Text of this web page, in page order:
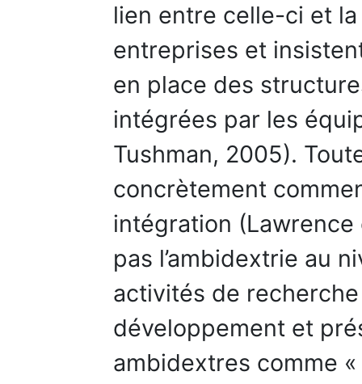
lien entre celle-ci et
entreprises et
en place des
intégrées par les
Tushman, 2005).
concrètement
intégration (Lawrence
pas l’ambidextrie au
activités de
développement et
ambidextres comme